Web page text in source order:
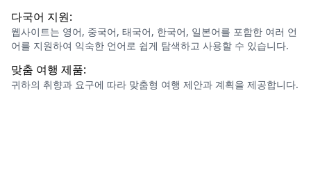
다국어 지원:
웹사이트는 영어, 중국어, 태국어, 한국어, 일본어를 포함한 여러 언
어를 지원하여 익숙한 언어로 쉽게 탐색하고 사용할 수 있습니다.
맞춤 여행 제품:
귀하의 취향과 요구에 따라 맞춤형 여행 제안과 계획을 제공합니다.